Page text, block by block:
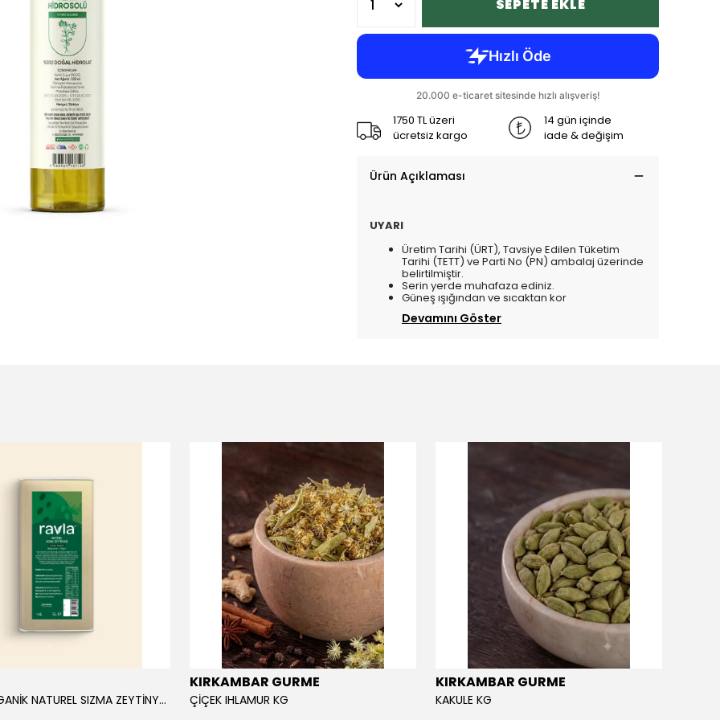
SEPETE EKLE
1750 TL üzeri
ücretsiz kargo
14 gün içinde
iade & değişim
Ürün Açıklaması
UYARI
Üretim Tarihi (ÜRT), Tavsiye Edilen Tüketim
Tarihi (TETT) ve Parti No (PN) ambalaj üzerinde
belirtilmiştir.
Serin yerde muhafaza ediniz.
Güneş ışığından ve sıcaktan kor
Devamını Göster
RAVLA ORGANİK NATUREL SIZMA ZEYTİNYAĞI 5L
KIRKAMBAR GURME
ÇİÇEK IHLAMUR KG
KIRKAMBAR GURME
KAKULE KG